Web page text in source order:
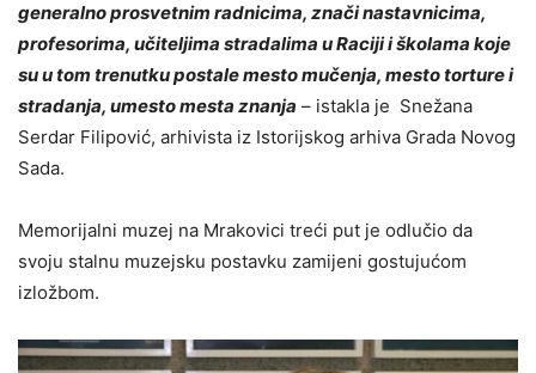
generalno prosvetnim radnicima, znači nastavnicima,
profesorima, učiteljima stradalima u Raciji i školama koje
su u tom trenutku postale mesto mučenja, mesto torture i
stradanja, umesto mesta znanja – istakla je Snežana
Serdar Filipović, arhivista iz Istorijskog arhiva Grada Novog
Sada.
Memorijalni muzej na Mrakovici treći put je odlučio da
svoju stalnu muzejsku postavku zamijeni gostujućom
izložbom.